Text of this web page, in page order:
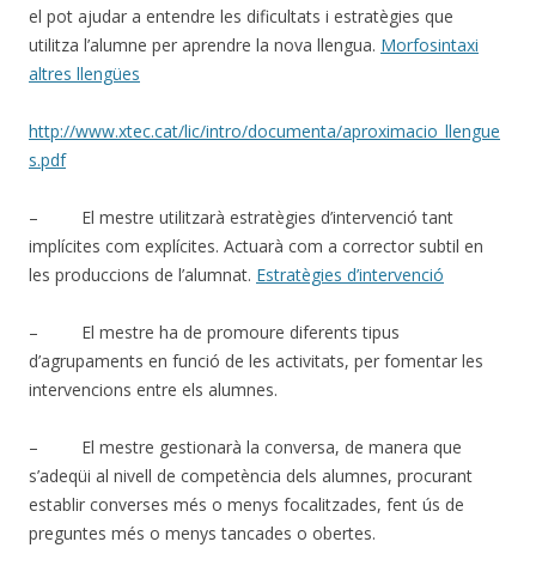
el pot ajudar a entendre les dificultats i estratègies que
utilitza l’alumne per aprendre la nova llengua. Morfosintaxi
altres llengües
http://www.xtec.cat/lic/intro/documenta/aproximacio_llengue
s.pdf
– El mestre utilitzarà estratègies d’intervenció tant
implícites com explícites. Actuarà com a corrector subtil en
les produccions de l’alumnat. Estratègies d’intervenció
– El mestre ha de promoure diferents tipus
d’agrupaments en funció de les activitats, per fomentar les
intervencions entre els alumnes.
– El mestre gestionarà la conversa, de manera que
s’adeqüi al nivell de competència dels alumnes, procurant
establir converses més o menys focalitzades, fent ús de
preguntes més o menys tancades o obertes.